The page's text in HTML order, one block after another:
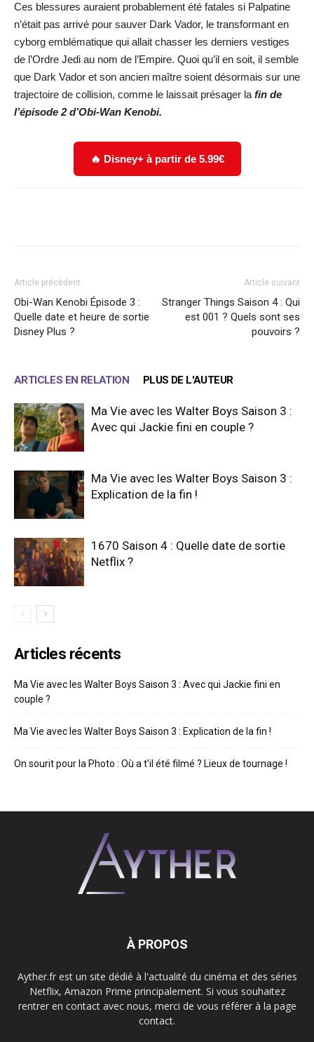
Ces blessures auraient probablement été fatales si Palpatine
n’était pas arrivé pour sauver Dark Vador, le transformant en
cyborg emblématique qui allait chasser les derniers vestiges
de l’Ordre Jedi au nom de l’Empire. Quoi qu’il en soit, il semble
que Dark Vador et son ancien maître soient désormais sur une
trajectoire de collision, comme le laissait présager la fin de
l’épisode 2 d’Obi-Wan Kenobi.
🔥 Disney+ à partir de 5.99€
Article précédent
Obi-Wan Kenobi Épisode 3 :
Quelle date et heure de sortie
Disney Plus ?
Article suivant
Stranger Things Saison 4 : Qui
est 001 ? Quels sont ses
pouvoirs ?
ARTICLES EN RELATION PLUS DE L'AUTEUR
Ma Vie avec les Walter Boys Saison 3 :
Avec qui Jackie fini en couple ?
Ma Vie avec les Walter Boys Saison 3 :
Explication de la fin !
1670 Saison 4 : Quelle date de sortie
Netflix ?
Articles récents
Ma Vie avec les Walter Boys Saison 3 : Avec qui Jackie fini en
couple ?
Ma Vie avec les Walter Boys Saison 3 : Explication de la fin !
On sourit pour la Photo : Où a t’il été filmé ? Lieux de tournage !
À PROPOS
Ayther.fr est un site dédié à l'actualité du cinéma et des séries
Netflix, Amazon Prime principalement. Si vous souhaitez
rentrer en contact avec nous, merci de vous référer à la page
contact.